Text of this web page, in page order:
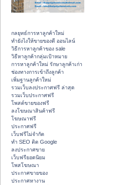
กลยุทธ์การหาลูกค้าใหม่
ทํายังไงให้ขายของดี ออนไลน์
วิธีการหาลูกค้าของ sale
วิธีหาลูกค้ากลุ่มเป้าหมาย
การหาลูกค้าใหม่ รักษาลูกค้าเก่า
ช่องทางการเข้าถึงลูกค้า
เพิ่มฐานลูกค้าใหม่
รวมเว็บลงประกาศฟรี ล่าสุด
รวมเว็บประกาศฟรี
โพสต์ขายของฟรี
ลงโฆษณาสินค้าฟรี
โฆษณาฟรี
ประกาศฟรี
เว็บฟรีไม่จำกัด
ทำ SEO ติด Google
ลงประกาศขาย
เว็บฟรียอดนิยม
โพสโฆษณา
ประกาศขายของ
ประกาศหางาน